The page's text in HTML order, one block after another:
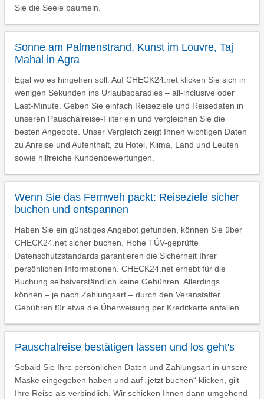
Sie die Seele baumeln.
Sonne am Palmenstrand, Kunst im Louvre, Taj
Mahal in Agra
Egal wo es hingehen soll: Auf CHECK24.net klicken Sie sich in
wenigen Sekunden ins Urlaubsparadies – all-inclusive oder
Last-Minute. Geben Sie einfach Reiseziele und Reisedaten in
unseren Pauschalreise-Filter ein und vergleichen Sie die
besten Angebote. Unser Vergleich zeigt Ihnen wichtigen Daten
zu Anreise und Aufenthalt, zu Hotel, Klima, Land und Leuten
sowie hilfreiche Kundenbewertungen.
Wenn Sie das Fernweh packt: Reiseziele sicher
buchen und entspannen
Haben Sie ein günstiges Angebot gefunden, können Sie über
CHECK24.net sicher buchen. Hohe TÜV-geprüfte
Datenschutzstandards garantieren die Sicherheit Ihrer
persönlichen Informationen. CHECK24.net erhebt für die
Buchung selbstverständlich keine Gebühren. Allerdings
können – je nach Zahlungsart – durch den Veranstalter
Gebühren für etwa die Überweisung per Kreditkarte anfallen.
Pauschalreise bestätigen lassen und los geht's
Sobald Sie Ihre persönlichen Daten und Zahlungsart in unsere
Maske eingegeben haben und auf „jetzt buchen“ klicken, gilt
Ihre Reise als verbindlich. Wir schicken Ihnen dann umgehend